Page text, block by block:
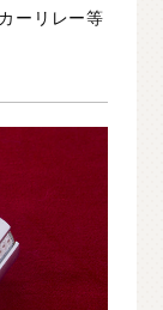
ーリレー等